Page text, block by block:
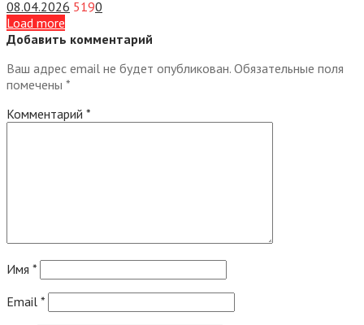
08.04.2026 5190
Load more
Добавить комментарий
Ваш адрес email не будет опубликован. Обязательные поля
помечены *
Комментарий *
Имя *
Email *